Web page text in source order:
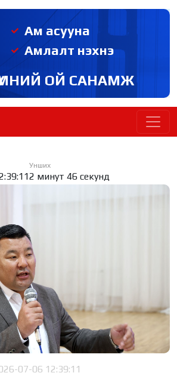
Ам асууна
Амлалт нэхнэ
ОЙ САНАМЖ
Унших
2 минут 46 секунд
07-06 12:39:11